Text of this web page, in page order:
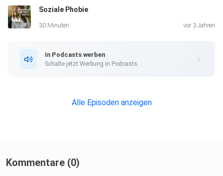
Soziale Phobie
30 Minuten vor 3 Jahren
In Podcasts werben
Schalte jetzt Werbung in Podcasts.
Alle Episoden anzeigen
Kommentare (0)